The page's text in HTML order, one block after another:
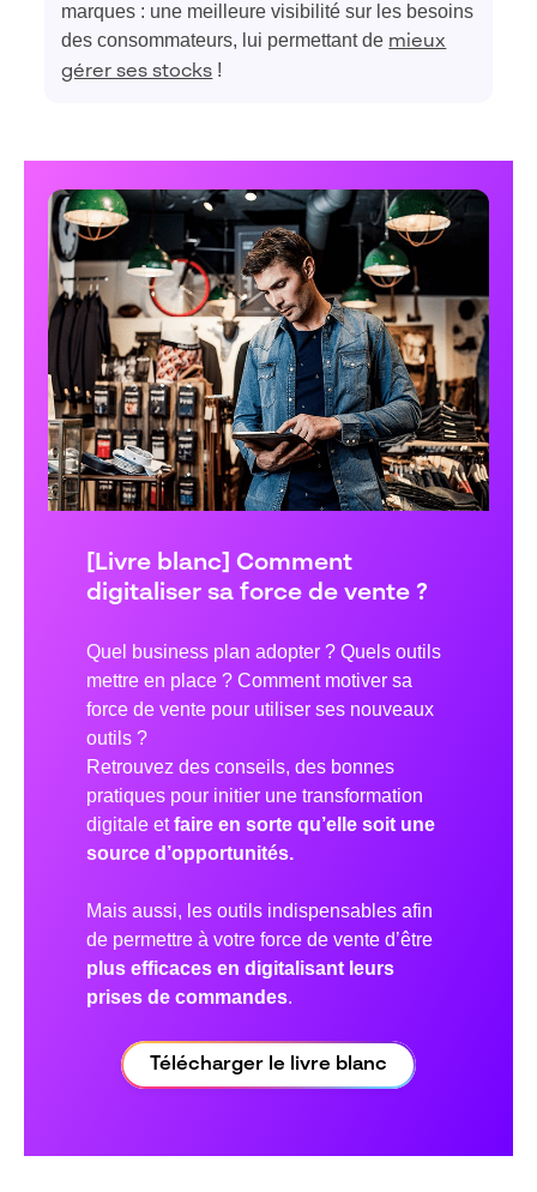
marques : une meilleure visibilité sur les besoins
des consommateurs, lui permettant de mieux
gérer ses stocks !
[Livre blanc] Comment
digitaliser sa force de vente ?
Quel business plan adopter ? Quels outils
mettre en place ? Comment motiver sa
force de vente pour utiliser ses nouveaux
outils ?
Retrouvez des conseils, des bonnes
pratiques pour initier une transformation
digitale etfaire en sorte qu’elle soit une
source d’opportunités.
Mais aussi, les outils indispensables afin
de permettre à votre force de vente d’être
plus efficaces en digitalisant leurs
prises de commandes.
Télécharger le livre blanc